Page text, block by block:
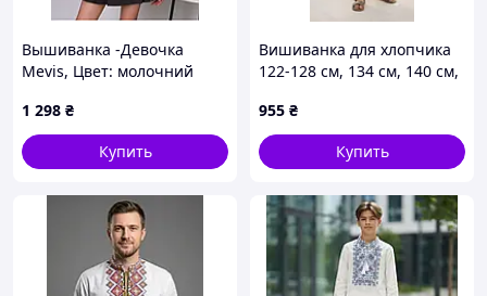
Вышиванка -Девочка
Mevis, Цвет: молочний
1 298 ₴
Купить
Вишиванка для хлопчика
122-128 см, 134 см, 140 см,
см
955 ₴
Купить